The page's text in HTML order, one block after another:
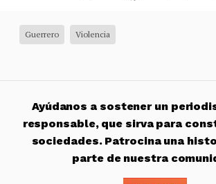
Guerrero Violencia
Ayúdanos a sostener un
responsable, que sirva para
sociedades. Patrocina una
parte de nuestra